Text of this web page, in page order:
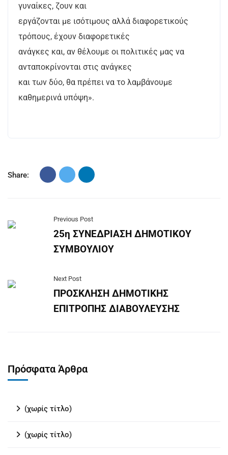
γυναίκες, ζουν και
εργάζονται με ισότιμους αλλά διαφορετικούς
τρόπους, έχουν διαφορετικές
ανάγκες και, αν θέλουμε οι πολιτικές μας να
ανταποκρίνονται στις ανάγκες
και των δύο, θα πρέπει να το λαμβάνουμε
καθημερινά υπόψη».
Share:
Previous Post
25η ΣΥΝΕΔΡΙΑΣΗ ΔΗΜΟΤΙΚΟΥ
ΣΥΜΒΟΥΛΙΟΥ
Next Post
ΠΡΟΣΚΛΗΣΗ ΔΗΜΟΤΙΚΗΣ
ΕΠΙΤΡΟΠΗΣ ΔΙΑΒΟΥΛΕΥΣΗΣ
Πρόσφατα Άρθρα
(χωρίς τίτλο)
(χωρίς τίτλο)